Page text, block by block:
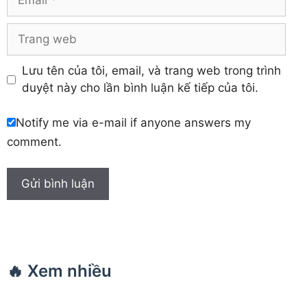
Trang
Lưu tên của tôi, email, và trang web trong trình
duyệt này cho lần bình luận kế tiếp của tôi.
Notify me via e-mail if anyone answers my
comment.
🔥 Xem nhiều